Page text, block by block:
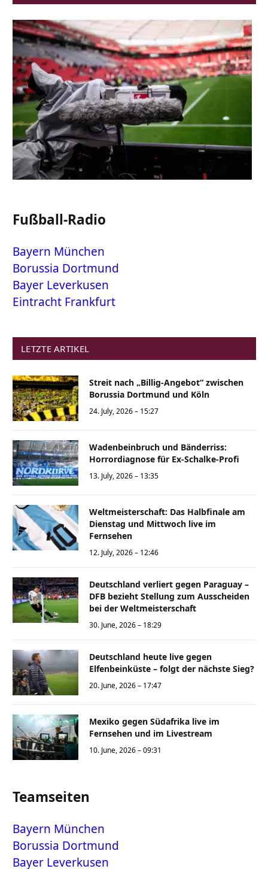
Fußball-Radio
Bayern München
Borussia Dortmund
Bayer Leverkusen
Eintracht Frankfurt
LETZTE ARTIKEL
Streit nach „Billig-Angebot“ zwischen
Borussia Dortmund und Köln
24. July, 2026 – 15:27
Wadenbeinbruch und Bänderriss:
Horrordiagnose für Ex-Schalke-Profi
13. July, 2026 – 13:35
Weltmeisterschaft: Das Halbfinale am
Dienstag und Mittwoch live im
Fernsehen
12. July, 2026 – 12:46
Deutschland verliert gegen Paraguay –
DFB bezieht Stellung zum Ausscheiden
bei der Weltmeisterschaft
30. June, 2026 – 18:29
Deutschland heute live gegen
Elfenbeinküste – folgt der nächste Sieg?
20. June, 2026 – 17:47
Mexiko gegen Südafrika live im
Fernsehen und im Livestream
10. June, 2026 – 09:31
Teamseiten
Bayern München
Borussia Dortmund
Bayer Leverkusen